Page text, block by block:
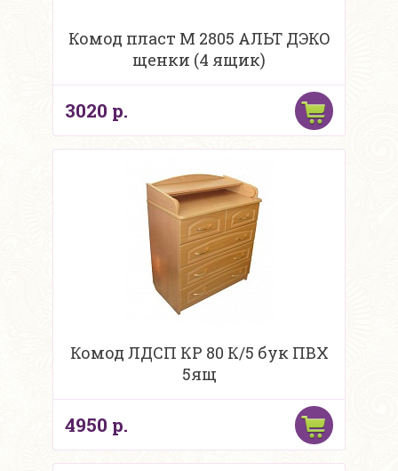
Комод пласт М 2805 АЛЬТ ДЭКО
щенки (4 ящик)
3020 р.
Комод ЛДСП КР 80 К/5 бук ПВХ
5ящ
4950 р.